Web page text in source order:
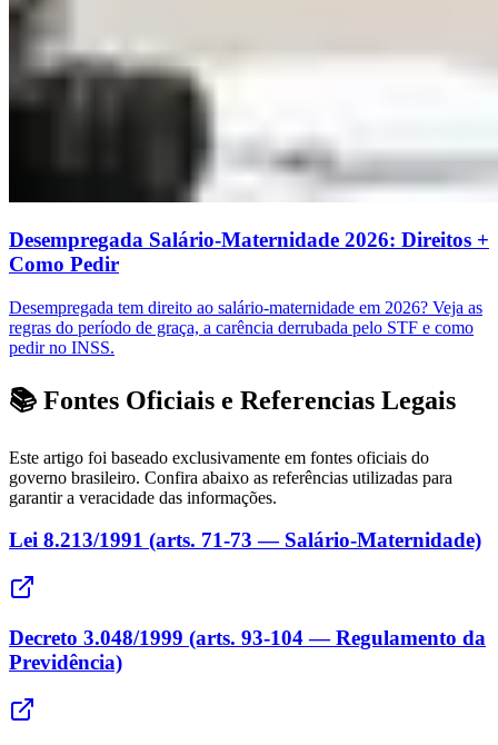
Desempregada Salário-Maternidade 2026: Direitos +
Como Pedir
Desempregada tem direito ao salário-maternidade em 2026? Veja as
regras do período de graça, a carência derrubada pelo STF e como
pedir no INSS.
📚 Fontes Oficiais e Referencias Legais
Este artigo foi baseado exclusivamente em fontes oficiais do
governo brasileiro. Confira abaixo as referências utilizadas para
garantir a veracidade das informações.
Lei 8.213/1991 (arts. 71-73 — Salário-Maternidade)
Decreto 3.048/1999 (arts. 93-104 — Regulamento da
Previdência)